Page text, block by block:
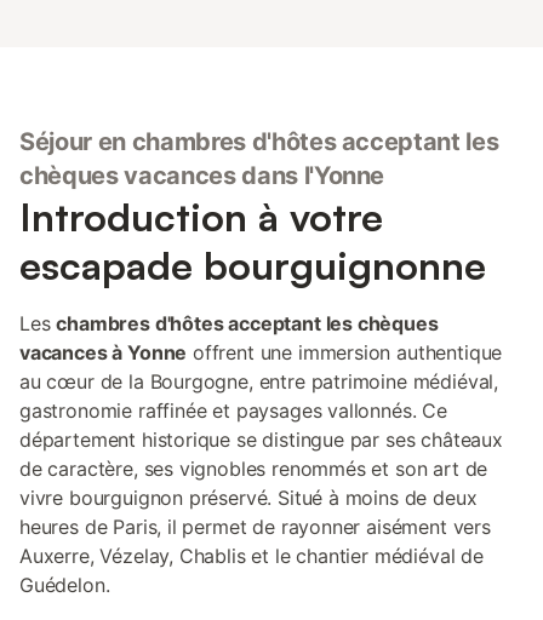
Séjour en chambres d'hôtes acceptant les
chèques vacances dans l'Yonne
Introduction à votre
escapade bourguignonne
Leschambres d'hôtes acceptant les chèques
vacances à Yonne offrent une immersion authentique
au cœur de la Bourgogne, entre patrimoine médiéval,
gastronomie raffinée et paysages vallonnés. Ce
département historique se distingue par ses châteaux
de caractère, ses vignobles renommés et son art de
vivre bourguignon préservé. Situé à moins de deux
heures de Paris, il permet de rayonner aisément vers
Auxerre, Vézelay, Chablis et le chantier médiéval de
Guédelon.